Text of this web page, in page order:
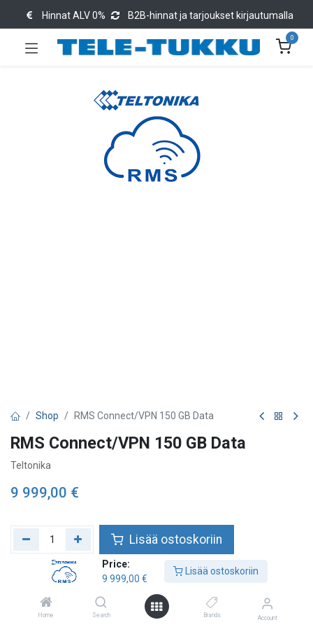
Price:
9 999,00 €
Lisää ostoskoriin
Home Search Brands Account
Hinnat ALV 0% B2B-hinnat ja tarjoukset kirjautumalla
0
Shop RMS Connect/VPN 150 GB Data
RMS Connect/VPN 150 GB Data
Teltonika
9 999,00 €
Lisää ostoskoriin
Lisää toivelistalle